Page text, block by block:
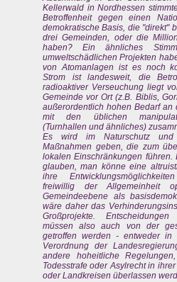
Kellerwald in Nordhessen
Betroffenheit gegen einen
demokratische Basis, die "direkt"
drei Gemeinden, oder die
haben? Ein ähnliches
umweltschädlichen Projekten
von Atomanlagen ist es noch
Strom ist landesweit, die
radioaktiver Verseuchung liegt
Gemeinde vor Ort (z.B. Biblis,
außerordentlich hohen Bedarf an
mit den üblichen
(Turnhallen und ähnliches)
Es wird im Naturschutz und
Maßnahmen geben, die zum
lokalen Einschränkungen
glauben, man könne eine
ihre
freiwillig der Allgemeinheit
Gemeindeebene als
wäre daher das
Großprojekte.
müssen also auch von der
getroffen werden - entweder in
Verordnung der
andere hoheitliche
Todesstrafe oder Asylrecht in
oder Landkreisen überlassen